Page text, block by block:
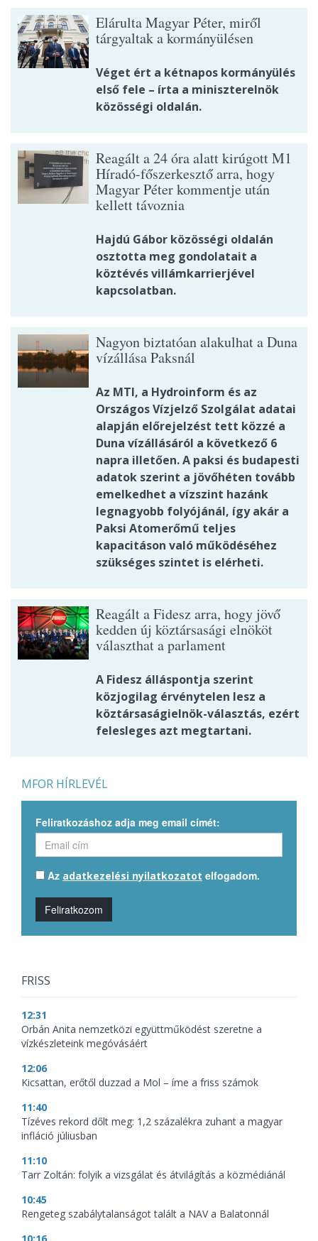
Elárulta Magyar Péter, miről
tárgyaltak a kormányülésen
Véget ért a kétnapos kormányülés
első fele – írta a miniszterelnök
közösségi oldalán.
Reagált a 24 óra alatt kirúgott M1
Híradó-főszerkesztő arra, hogy
Magyar Péter kommentje után
kellett távoznia
Hajdú Gábor közösségi oldalán
osztotta meg gondolatait a
köztévés villámkarrierjével
kapcsolatban.
Nagyon biztatóan alakulhat a Duna
vízállása Paksnál
Az MTI, a Hydroinform és az
Országos Vízjelző Szolgálat adatai
alapján előrejelzést tett közzé a
Duna vízállásáról a következő 6
napra illetően. A paksi és budapesti
adatok szerint a jövőhéten tovább
emelkedhet a vízszint hazánk
legnagyobb folyójánál, így akár a
Paksi Atomerőmű teljes
kapacitáson való működéséhez
szükséges szintet is elérheti.
Reagált a Fidesz arra, hogy jövő
kedden új köztársasági elnököt
választhat a parlament
A Fidesz álláspontja szerint
közjogilag érvénytelen lesz a
köztársaságielnök-választás, ezért
felesleges azt megtartani.
MFOR HÍRLEVÉL
Feliratkozáshoz adja meg email címét:
Az adatkezelési nyilatkozatot elfogadom.
Feliratkozom
FRISS
12:31
Orbán Anita nemzetközi együttműködést szeretne a
vízkészleteink megóvásáért
12:06
Kicsattan, erőtől duzzad a Mol – íme a friss számok
11:40
Tízéves rekord dőlt meg: 1,2 százalékra zuhant a magyar
infláció júliusban
11:10
Tarr Zoltán: folyik a vizsgálat és átvilágítás a közmédiánál
10:45
Rengeteg szabálytalanságot talált a NAV a Balatonnál